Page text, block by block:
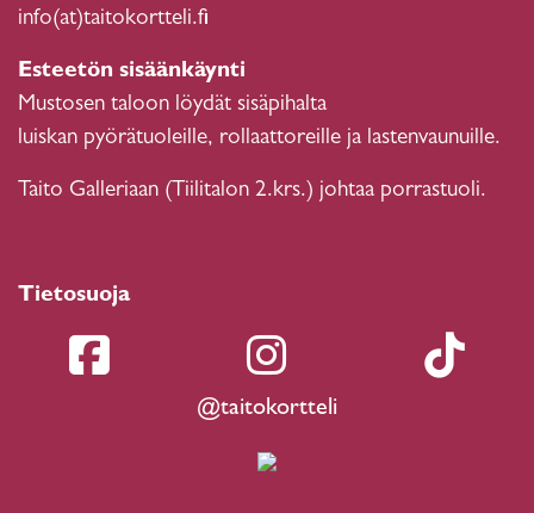
info(at)taitokortteli.fi
Esteetön sisäänkäynti
Mustosen taloon löydät sisäpihalta
luiskan pyörätuoleille, rollaattoreille ja lastenvaunuille.
Taito Galleriaan (Tiilitalon 2.krs.) johtaa porrastuoli.
Tietosuoja
@taitokortteli